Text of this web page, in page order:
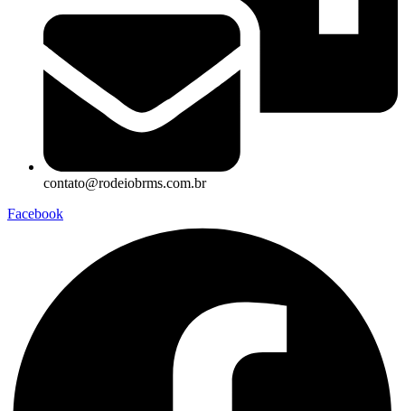
contato@rodeiobrms.com.br
Facebook